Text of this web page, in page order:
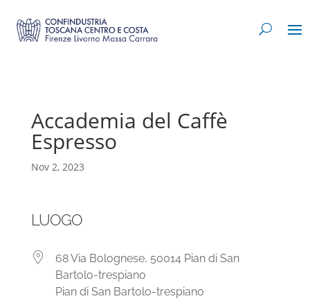
Accademia del Caffè
Espresso
Nov 2, 2023
LUOGO
68 Via Bolognese, 50014 Pian di San
Bartolo-trespiano
Pian di San Bartolo-trespiano